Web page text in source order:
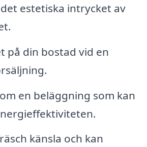
estetiska intrycket av
på din bostad vid en
en beläggning som kan
känsla och kan